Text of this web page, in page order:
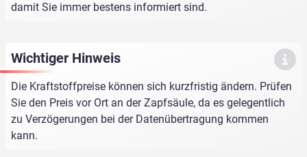
damit Sie immer bestens informiert sind.
Wichtiger Hinweis
Die Kraftstoffpreise können sich kurzfristig ändern. Prüfen
Sie den Preis vor Ort an der Zapfsäule, da es gelegentlich
zu Verzögerungen bei der Datenübertragung kommen
kann.